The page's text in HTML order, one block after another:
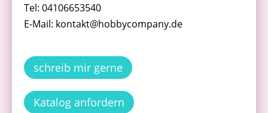
Tel: 04106653540
E-Mail: kontakt@hobbycompany.de
schreib mir gerne
Katalog anfordern